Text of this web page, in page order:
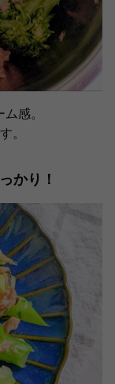
感。
。
かり！